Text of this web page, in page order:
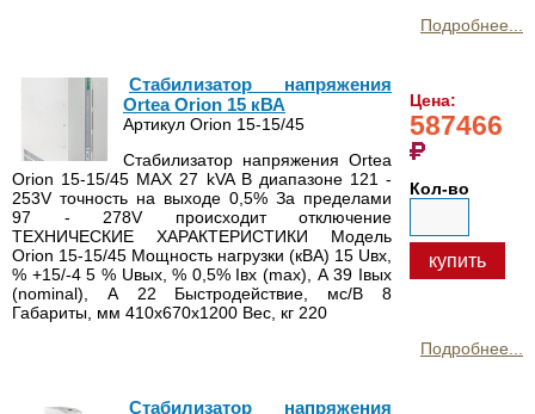
Подробнее...
Цена:
587466
Кол-во
купить
Стабилизатор напряжения
Ortea Orion 15 кВА
Артикул Orion 15-15/45
Стабилизатор напряжения Ortea
Orion 15-15/45 MAX 27 kVA В диапазоне 121 -
253V точность на выходе 0,5% За пределами
97 - 278V происходит отключение
ТЕХНИЧЕСКИЕ ХАРАКТЕРИСТИКИ Модель
Orion 15-15/45 Мощность нагрузки (кВА) 15 Uвх,
% +15/-4 5 % Uвых, % 0,5% Iвх (max), А 39 Iвых
(nominal), А 22 Быстродействие, мс/В 8
Габариты, мм 410х670х1200 Вес, кг 220
Подробнее...
Стабилизатор напряжения